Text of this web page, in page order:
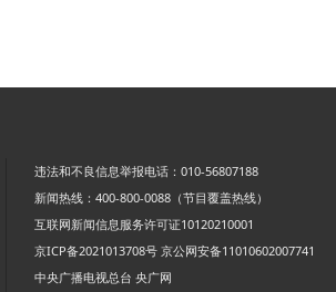
违法和不良信息举报电话：010-56807188
新闻热线：400-800-0088（节目覆盖热线）
互联网新闻信息服务许可证10120210001
京ICP备2021013708号 京公网安备11010602007741
中央广播电视总台 央广网